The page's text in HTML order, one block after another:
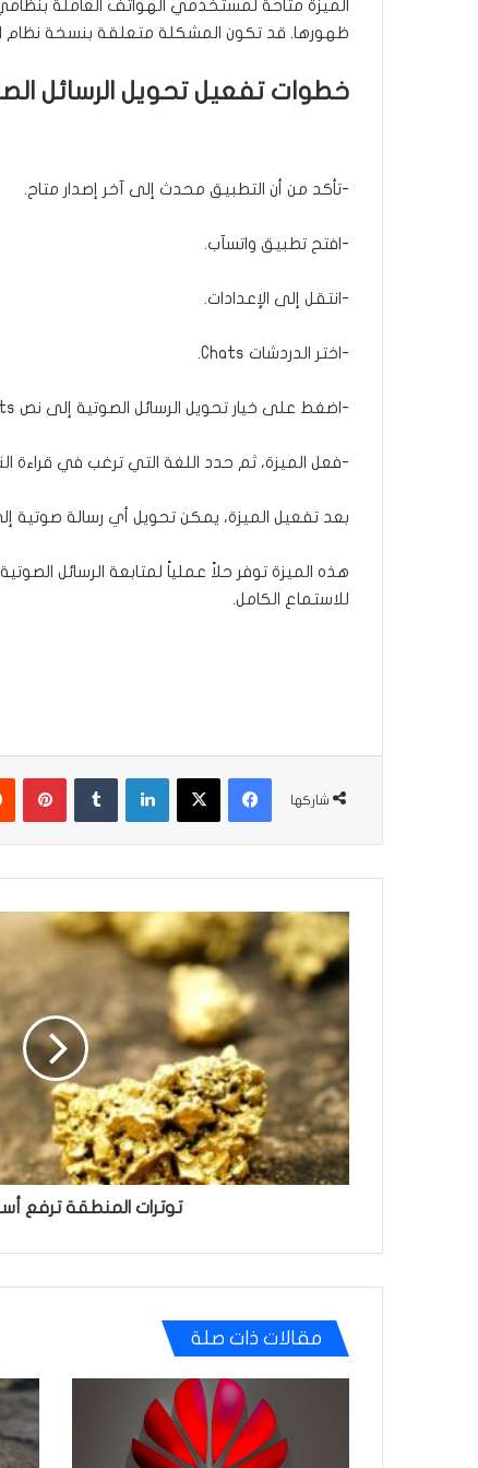
ظهورها. قد تكون المشكلة متعلقة بنسخة نظام
خطوات تفعيل تحويل الرسائل
-تأكد من أن التطبيق محدث إلى آخر إصدار متاح.
-افتح تطبيق واتسآب.
-انتقل إلى الإعدادات.
-اختر الدردشات Chats.
-اضغط على خيار تحويل الرسائل الصوتية إلى نص Voice Message Transcripts.
-فعل الميزة، ثم حدد اللغة التي ترغب في قراءة
بعد تفعيل الميزة، يمكن تحويل أي رسالة صوتية
هذه الميزة توفر حلاً عملياً لمتابعة الرسائل
للاستماع الكامل.
شاركها
فيسبوك
‫X لينكدإن
توترات
المنطقة
ترفع
أسعار
الذهب
توترات المنطقة ترفع
مقالات ذات صلة